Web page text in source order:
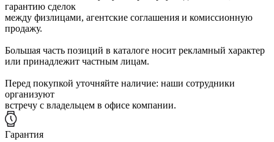
гарантию сделок
между физлицами, агентские соглашения и комиссионную
продажу.
Большая часть позиций в каталоге носит рекламный характер
или принадлежит частным лицам.
Перед покупкой уточняйте наличие: наши сотрудники
организуют
встречу с владельцем в офисе компании.
Гарантия